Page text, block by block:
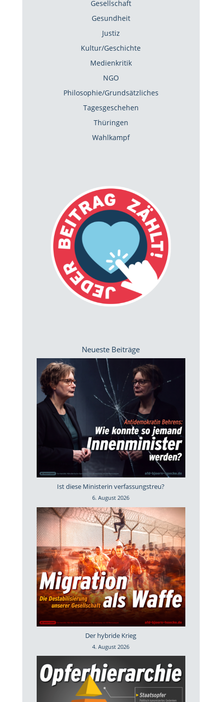
Gesellschaft
Gesundheit
Justiz
Kultur/Geschichte
Medienkritik
NGO
Philosophie/Grundsätzliches
Tagesgeschehen
Thüringen
Wahlkampf
Neueste Beiträge
Ist diese Ministerin verfassungstreu?
6. August 2026
Der hybride Krieg
4. August 2026